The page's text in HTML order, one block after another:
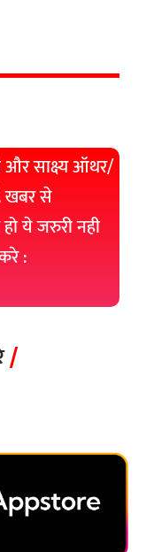
और साक्ष्य ऑथर/
खबर से
ये जरुरी नही
: